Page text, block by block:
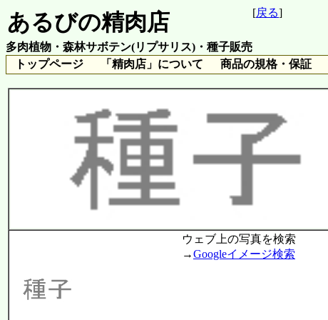
あるびの精肉店
多肉植物・森林サボテン(リプサリス)・種子販売
トップページ 「精肉店」について 商品の規格・保証
[戻る]
ウェブ上の写真を検索
→Googleイメージ検索